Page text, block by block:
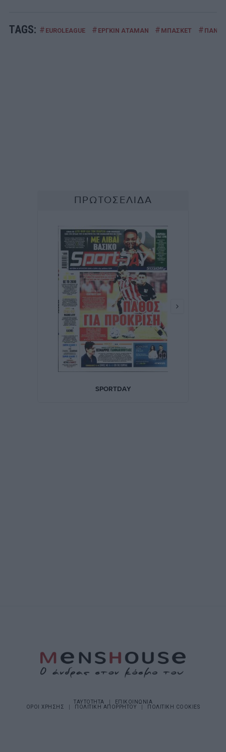
TAGS: # EUROLEAGUE # ΕΡΓΚΙΝ ΑΤΑΜΑΝ # ΜΠΑΣΚΕΤ #
ΤΑΥΤΟΤΗΤΑ
ΕΠΙΚΟΙΝΩΝΙΑ
ΟΡΟΙ ΧΡΗΣΗΣ
ΠΟΛΙΤΙΚΗ ΑΠΟΡΡΗΤΟΥ ΠΟΛΙΤΙΚΗ COOKIES